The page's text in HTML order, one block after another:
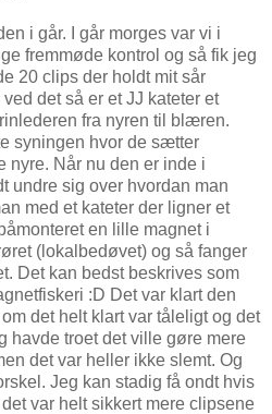
i går. I går morges var vi i
fremmøde kontrol og så fik jeg
20 clips der holdt mit sår
det så er et JJ kateter et
fra nyren til blæren.
syningen hvor de sætter
nyre. Når nu den er inde i
undre sig over hvordan man
med et kateter der ligner et
en lille magnet i
(lokalbedøvet) og så fanger
Det kan bedst beskrives som
:D Det var klart den
det helt klart var tåleligt og det
havde troet det ville gøre mere
det var heller ikke slemt. Og
Jeg kan stadig få ondt hvis
var helt sikkert mere clipsene